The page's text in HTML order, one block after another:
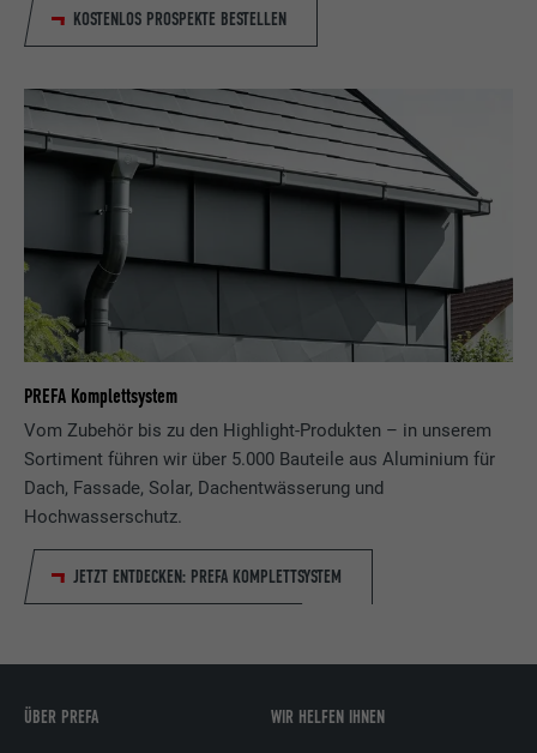
KOSTENLOS PROSPEKTE BESTELLEN
PREFA Komplettsystem
Vom Zubehör bis zu den Highlight-Produkten – in unserem
Sortiment führen wir über 5.000 Bauteile aus Aluminium für
Dach, Fassade, Solar, Dachentwässerung und
Hochwasserschutz.
JETZT ENTDECKEN: PREFA KOMPLETTSYSTEM
ÜBER PREFA WIR HELFEN IHNEN